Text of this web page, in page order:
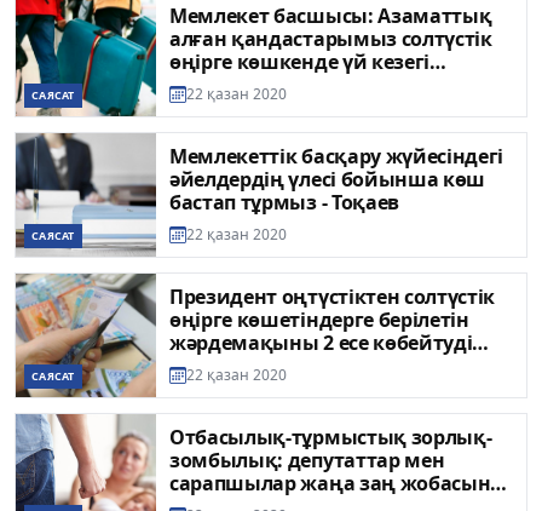
САЯСАТ
Мемлекет басшысы: Азаматтық
алған қандастарымыз солтүстік
өңірге көшкенде үй кезегі
сақталуы тиіс
22 қазан 2020
САЯСАТ
Мемлекеттік басқару жүйесіндегі
әйелдердің үлесі бойынша көш
бастап тұрмыз - Тоқаев
22 қазан 2020
САЯСАТ
Президент оңтүстіктен солтүстік
өңірге көшетіндерге берілетін
жәрдемақыны 2 есе көбейтуді
тапсырды
22 қазан 2020
Отбасылық-тұрмыстық зорлық-
зомбылық: депутаттар мен
сарапшылар жаңа заң жобасын